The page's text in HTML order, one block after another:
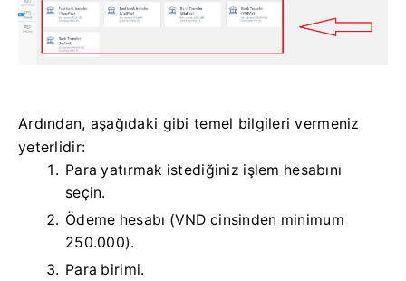
Ardından, aşağıdaki gibi temel bilgileri vermeniz
yeterlidir:
Para yatırmak istediğiniz işlem hesabını
seçin.
Ödeme hesabı (VND cinsinden minimum
250.000).
Para birimi.